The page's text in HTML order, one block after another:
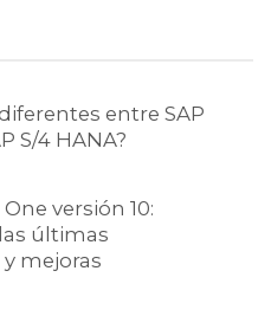
entre SAP
S/4 HANA?
versión 10:
últimas
mejoras